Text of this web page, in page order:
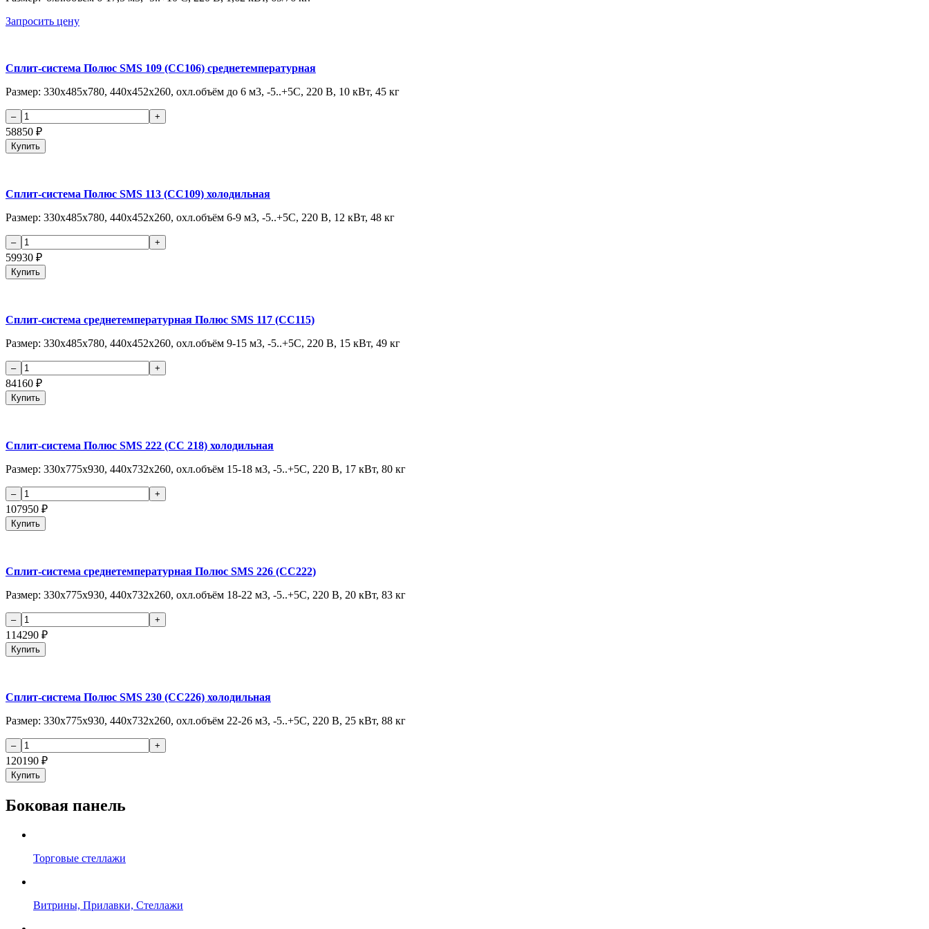
Запросить цену
Сплит-система Полюс SMS 109 (СС106) среднетемпературная
Размер: 330х485х780, 440х452х260, охл.объём до 6 м3, -5..+5C, 220 В, 10 кВт, 45 кг
58850 ₽
Купить
Сплит-система Полюс SMS 113 (СС109) холодильная
Размер: 330х485х780, 440х452х260, охл.объём 6-9 м3, -5..+5C, 220 В, 12 кВт, 48 кг
59930 ₽
Купить
Сплит-система среднетемпературная Полюс SMS 117 (СС115)
Размер: 330х485х780, 440х452х260, охл.объём 9-15 м3, -5..+5C, 220 В, 15 кВт, 49 кг
84160 ₽
Купить
Сплит-система Полюс SMS 222 (СС 218) холодильная
Размер: 330х775х930, 440х732х260, охл.объём 15-18 м3, -5..+5C, 220 В, 17 кВт, 80 кг
107950 ₽
Купить
Сплит-система среднетемпературная Полюс SMS 226 (СС222)
Размер: 330х775х930, 440х732х260, охл.объём 18-22 м3, -5..+5С, 220 В, 20 кВт, 83 кг
114290 ₽
Купить
Сплит-система Полюс SMS 230 (СС226) холодильная
Размер: 330х775х930, 440х732х260, охл.объём 22-26 м3, -5..+5С, 220 В, 25 кВт, 88 кг
120190 ₽
Купить
Боковая панель
Торговые стеллажи
Витрины, Прилавки, Стеллажи